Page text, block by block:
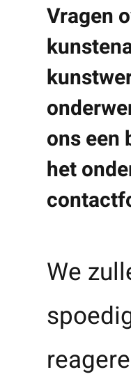
Vragen
ons een
het
We